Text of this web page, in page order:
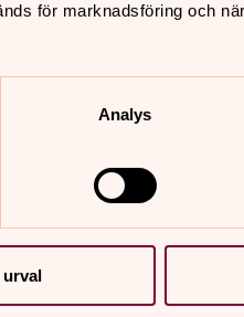
för marknadsföring och
Analys
Universitetskyrkan finns
där studenter och